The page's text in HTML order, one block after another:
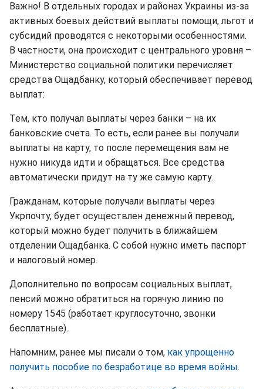
Важно! В отдельных городах и районах Украины из-за
активных боевых действий выплаты помощи, льгот и
субсидий проводятся с некоторыми особенностями.
В частности, она происходит с центрального уровня –
Министерство социальной политики перечисляет
средства Ощадбанку, который обеспечивает перевод
выплат:
Тем, кто получал выплаты через банки – на их
банковские счета. То есть, если ранее вы получали
выплаты на карту, то после перемещения вам не
нужно никуда идти и обращаться. Все средства
автоматически придут на ту же самую карту.
Гражданам, которые получали выплаты через
Укрпочту, будет осуществлен денежный перевод,
который можно будет получить в ближайшем
отделении Ощадбанка. С собой нужно иметь паспорт
и налоговый номер.
Дополнительно по вопросам социальных выплат,
пенсий можно обратиться на горячую линию по
номеру 1545 (работает круглосуточно, звонки
бесплатные).
Напомним, ранее мы писали о том, как упрощенно
получить пособие по безработице во время войны.